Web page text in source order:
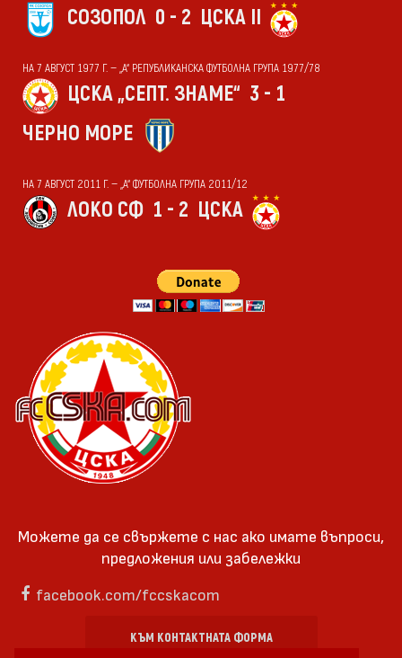
СОЗОПОЛ 0 - 2 ЦСКА II
НА 7 АВГУСТ 1977 Г. — „А“ РЕПУБЛИКАНСКА ФУТБОЛНА ГРУПА 1977/78
ЦСКА „СЕПТ. ЗНАМЕ“ 3 - 1
ЧЕРНО МОРЕ
НА 7 АВГУСТ 2011 Г. — „А“ ФУТБОЛНА ГРУПА 2011/12
ЛОКО СФ 1 - 2 ЦСКА
Можете да се свържете с нас ако имате въпроси,
предложения или забележки
facebook.com/fccskacom
КЪМ КОНТАКТНАТА ФОРМА